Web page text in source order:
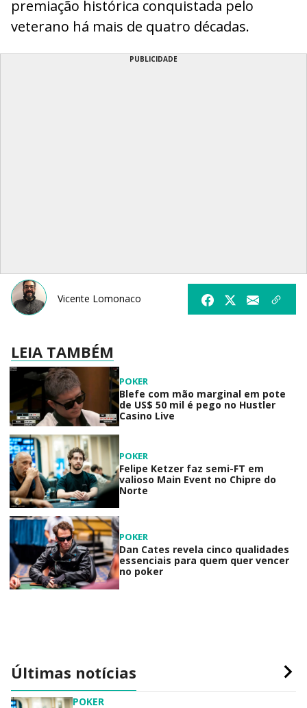
premiação histórica conquistada pelo
veterano há mais de quatro décadas.
PUBLICIDADE
Vicente Lomonaco
LEIA TAMBÉM
POKER
Blefe com mão marginal em pote
de US$ 50 mil é pego no Hustler
Casino Live
POKER
Felipe Ketzer faz semi-FT em
valioso Main Event no Chipre do
Norte
POKER
Dan Cates revela cinco qualidades
essenciais para quem quer vencer
no poker
Últimas notícias
POKER